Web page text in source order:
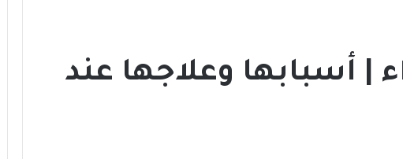
| أسبابها وعلاجها عند